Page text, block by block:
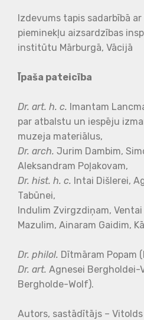
Izdevums tapis sadarbībā
pieminekļu aizsardzības
institūtu Mārburgā, Vācijā
Īpaša pateicība
Dr. art. h. c. Imantam
par atbalstu un iespēju
muzeja materiālus,
Dr. arch. Jurim Dambim,
Aleksandram Poļakovam,
Dr. hist. h. c. Intai Dišlerei,
Tabūnei,
Indulim Zvirgzdiņam, Ventai
Mazulim, Ainaram Gaidim,
Dr. philol. Dītmāram Popam
Dr. art. Agnesei Bergholdei-
Bergholde-Wolf).
Autors, sastādītājs – Vitolds